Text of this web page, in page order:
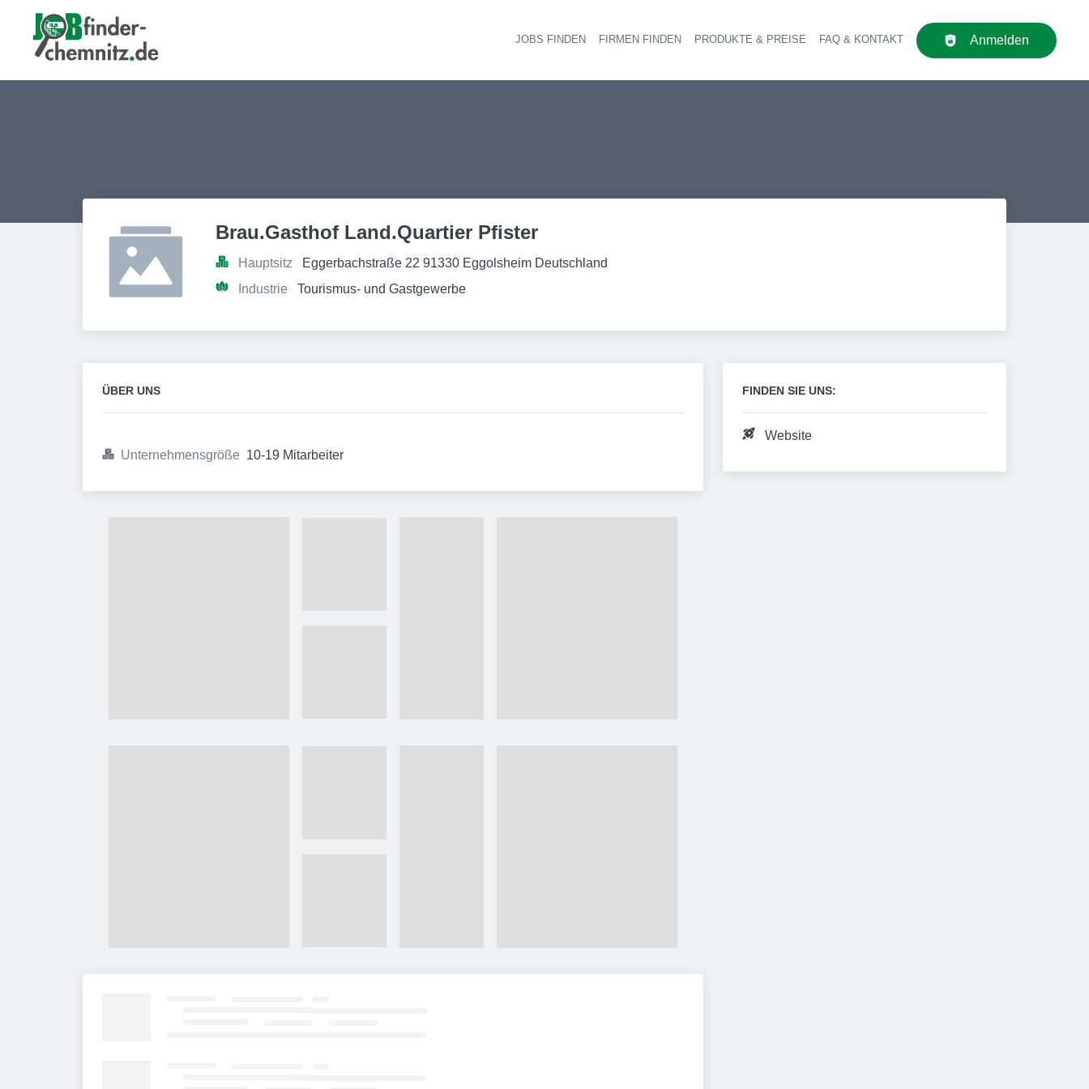
Haupt-Navigation
JOBS FINDEN FIRMEN FINDEN PRODUKTE & PREISE FAQ & KONTAKT Anmelden
Brau.Gasthof Land.Quartier Pfister
Hauptsitz
Eggerbachstraße 22 91330 Eggolsheim Deutschland
Industrie
Tourismus- und Gastgewerbe
ÜBER UNS
Unternehmensgröße 10-19 Mitarbeiter
FINDEN SIE UNS:
Website